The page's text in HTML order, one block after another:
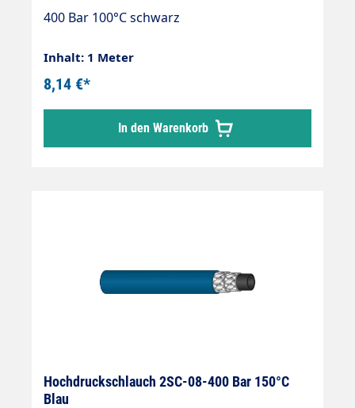
400 Bar 100°C schwarz
Inhalt: 1 Meter
8,14 €*
In den Warenkorb
Hochdruckschlauch 2SC-08-400 Bar 150°C
Blau